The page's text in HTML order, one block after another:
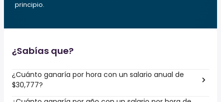
principio.
¿Sabías que?
¿Cuánto ganaría por hora con un salario anual de
$30,777?